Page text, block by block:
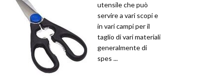
utensile che può
servire a vari scopi e
in vari campi per il
taglio di vari materiali
generalmente di
spes ...